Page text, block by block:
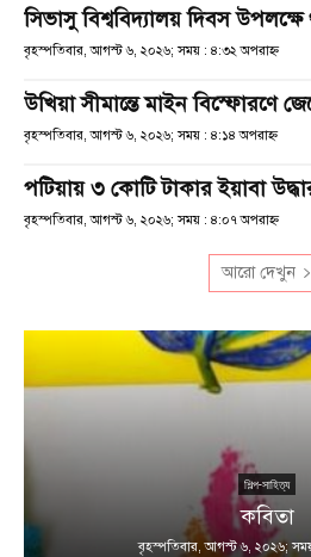
সিভাসু বিশ্ববিদ্যালয় দিবস
বৃহস্পতিবার, আগস্ট ৬, ২০২৬; সময় : ৪:৩২ অপরাহ্ণ
উখিয়া সীমান্তে মাইন বিস্ফোরণে
বৃহস্পতিবার, আগস্ট ৬, ২০২৬; সময় : ৪:১৪ অপরাহ্ণ
পটিয়ায় ৩ কোটি টাকার ইয়াবা
বৃহস্পতিবার, আগস্ট ৬, ২০২৬; সময় : ৪:০৭ অপরাহ্ণ
আরো দেখুন
শিল্প-সাহিত্য
কবিতা
বৃহস্পতিবার, আগস্ট ৬, ২০২৬;